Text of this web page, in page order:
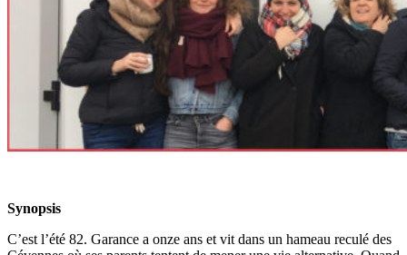
Synopsis
C’est l’été 82. Garance a onze ans et vit dans un hameau reculé des